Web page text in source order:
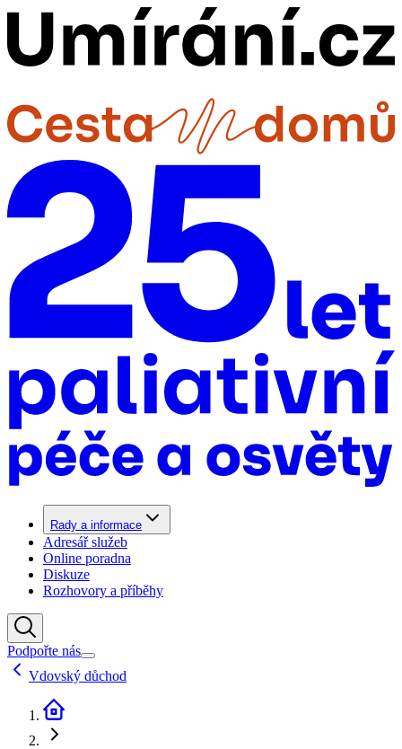
Rady a informace
Adresář služeb
Online poradna
Diskuze
Rozhovory a příběhy
Podpořte nás
Vdovský důchod